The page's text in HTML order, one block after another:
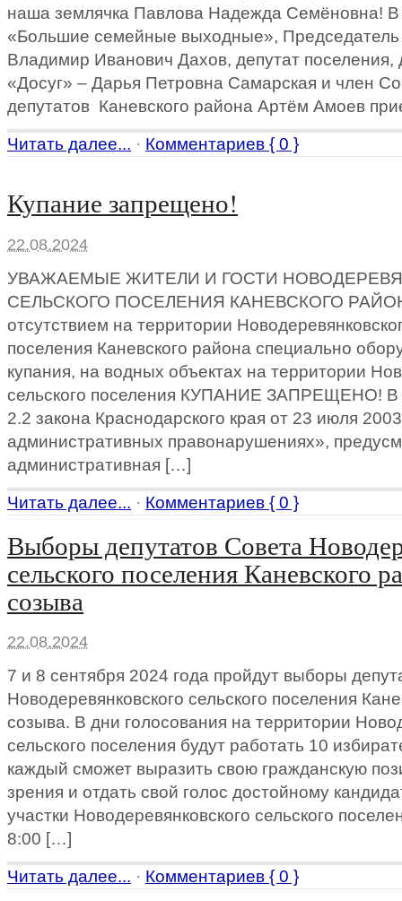
наша землячка Павлова Надежда Семёновна! В
«Большие семейные выходные», Председатель
Владимир Иванович Дахов, депутат поселения,
«Досуг» – Дарья Петровна Самарская и член
депутатов Каневского района Артём Амоев
Читать далее... · Комментариев { 0 }
Купание запрещено!
22.08.2024
УВАЖАЕМЫЕ ЖИТЕЛИ И ГОСТИ
СЕЛЬСКОГО ПОСЕЛЕНИЯ КАНЕВСКОГО
отсутствием на территории
поселения Каневского района специально
купания, на водных объектах на территории
сельского поселения КУПАНИЕ ЗАПРЕЩЕНО! В
2.2 закона Краснодарского края от 23 июля
административных правонарушениях»,
административная […]
Читать далее... · Комментариев { 0 }
Выборы депутатов Совета
сельского поселения Каневского
созыва
22.08.2024
7 и 8 сентября 2024 года пройдут выборы
Новодеревянковского сельского поселения
созыва. В дни голосования на территории
сельского поселения будут работать 10
каждый сможет выразить свою гражданскую
зрения и отдать свой голос достойному
участки Новодеревянковского сельского
8:00 […]
Читать далее... · Комментариев { 0 }